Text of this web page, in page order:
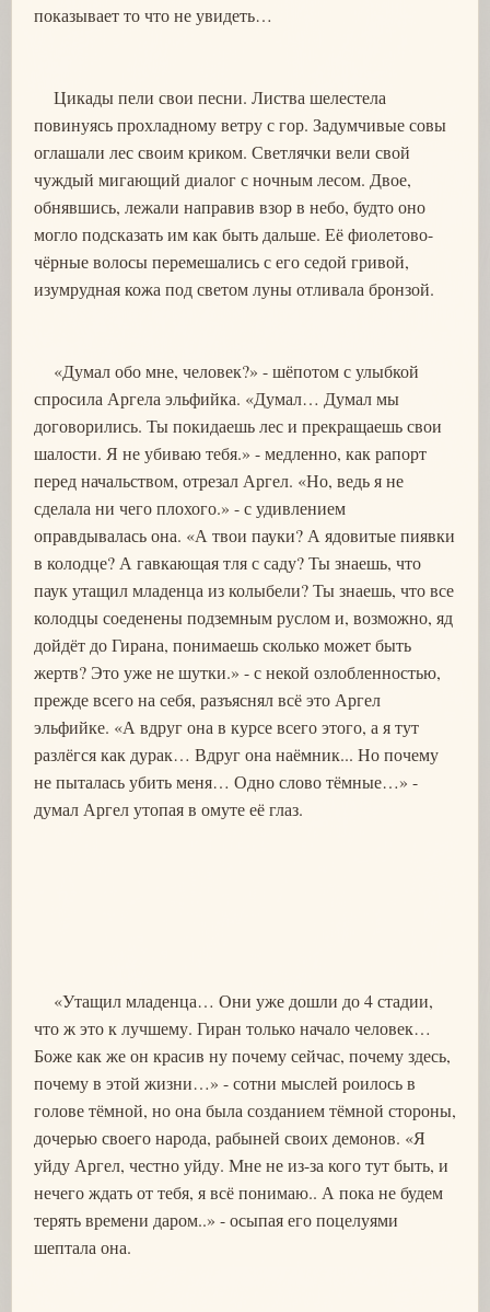
показывает то что не увидеть…
Цикады пели свои песни. Листва шелестела
повинуясь прохладному ветру с гор. Задумчивые совы
оглашали лес своим криком. Светлячки вели свой
чуждый мигающий диалог с ночным лесом. Двое,
обнявшись, лежали направив взор в небо, будто оно
могло подсказать им как быть дальше. Её фиолетово-
чёрные волосы перемешались с его седой гривой,
изумрудная кожа под светом луны отливала бронзой.
«Думал обо мне, человек?» - шёпотом с улыбкой
спросила Аргела эльфийка. «Думал… Думал мы
договорились. Ты покидаешь лес и прекращаешь свои
шалости. Я не убиваю тебя.» - медленно, как рапорт
перед начальством, отрезал Аргел. «Но, ведь я не
сделала ни чего плохого.» - с удивлением
оправдывалась она. «А твои пауки? А ядовитые пиявки
в колодце? А гавкающая тля с саду? Ты знаешь, что
паук утащил младенца из колыбели? Ты знаешь, что все
колодцы соеденены подземным руслом и, возможно, яд
дойдёт до Гирана, понимаешь сколько может быть
жертв? Это уже не шутки.» - с некой озлобленностью,
прежде всего на себя, разъяснял всё это Аргел
эльфийке. «А вдруг она в курсе всего этого, а я тут
разлёгся как дурак… Вдруг она наёмник... Но почему
не пыталась убить меня… Одно слово тёмные…» -
думал Аргел утопая в омуте её глаз.
«Утащил младенца… Они уже дошли до 4 стадии,
что ж это к лучшему. Гиран только начало человек…
Боже как же он красив ну почему сейчас, почему здесь,
почему в этой жизни…» - сотни мыслей роилось в
голове тёмной, но она была созданием тёмной стороны,
дочерью своего народа, рабыней своих демонов. «Я
уйду Аргел, честно уйду. Мне не из-за кого тут быть, и
нечего ждать от тебя, я всё понимаю.. А пока не будем
терять времени даром..» - осыпая его поцелуями
шептала она.